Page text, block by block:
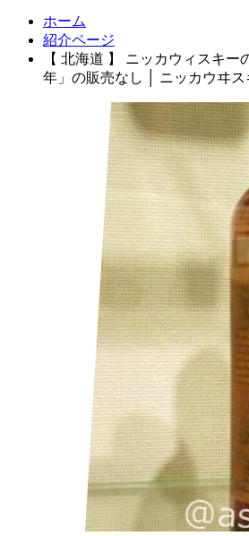
ホーム
紹介ページ
【 北海道 】 ニッカウィスキー
年」の販売なし │ ニッカウヰ